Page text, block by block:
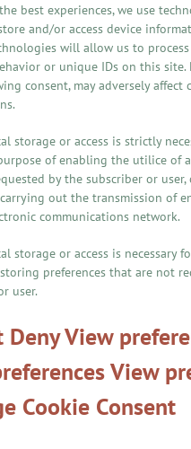
best experiences, we use
and/or access device
will allow us to process
or unique IDs on this site.
consent, may adversely affect
storage or access is strictly
of enabling the utilice of
by the subscriber or
out the transmission of
communications network.
storage or access is necessary
preferences that are not
user.
Deny View
View
Cookie Consent